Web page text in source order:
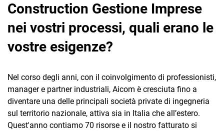
Construction Gestione Imprese
nei vostri processi, quali erano le
vostre esigenze?
Nel corso degli anni, con il coinvolgimento di professionisti,
manager e partner industriali, Aicom è cresciuta fino a
diventare una delle principali società private di ingegneria
sul territorio nazionale, attiva sia in Italia che all’estero.
Quest'anno contiamo 70 risorse e il nostro fatturato si